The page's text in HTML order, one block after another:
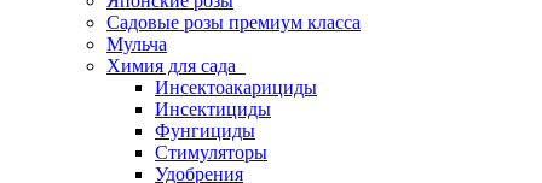
Садовые розы премиум класса
Мульча
Химия для сада
Инсектоакарициды
Инсектициды
Фунгициды
Стимуляторы
Удобрения